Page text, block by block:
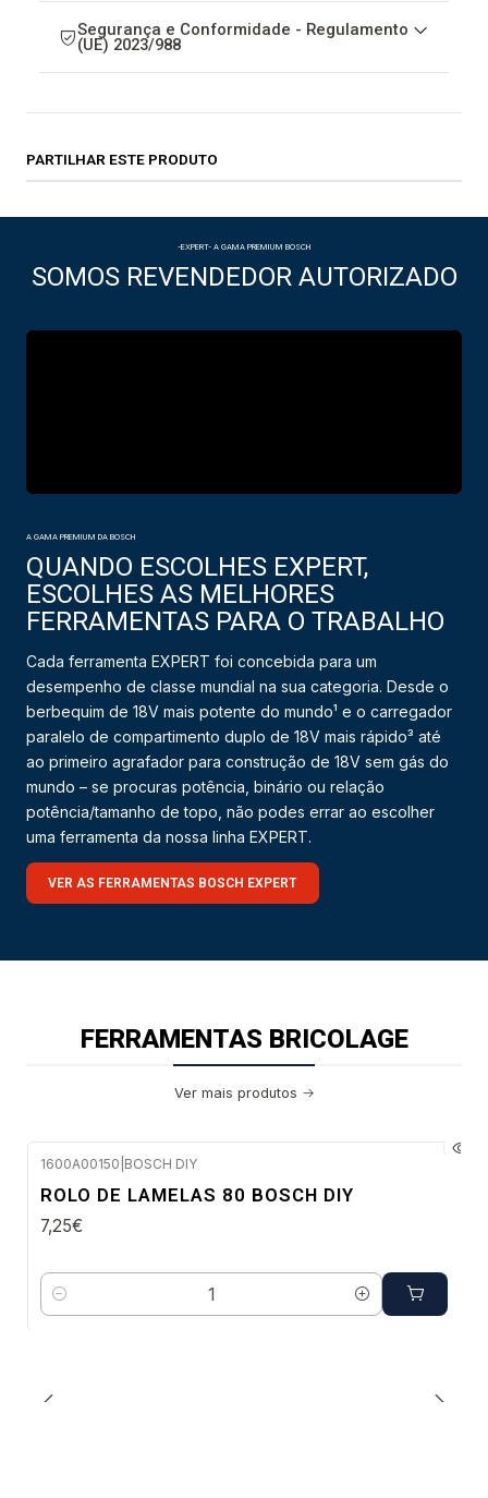
Segurança e Conformidade - Regulamento
(UE) 2023/988
PARTILHAR ESTE PRODUTO
-EXPERT- A GAMA PREMIUM BOSCH
SOMOS REVENDEDOR AUTORIZADO
A GAMA PREMIUM DA BOSCH
QUANDO ESCOLHES EXPERT,
ESCOLHES AS MELHORES
FERRAMENTAS PARA O TRABALHO
Cada ferramenta EXPERT foi concebida para um
desempenho de classe mundial na sua categoria. Desde o
berbequim de 18V mais potente do mundo¹ e o carregador
paralelo de compartimento duplo de 18V mais rápido³ até
ao primeiro agrafador para construção de 18V sem gás do
mundo – se procuras potência, binário ou relação
potência/tamanho de topo, não podes errar ao escolher
uma ferramenta da nossa linha EXPERT.
VER AS FERRAMENTAS BOSCH EXPERT
FERRAMENTAS BRICOLAGE
Ver mais produtos
1600A00150 BOSCH DIY
ROLO DE LAMELAS 80 BOSCH DIY
7,25€
Quantidade